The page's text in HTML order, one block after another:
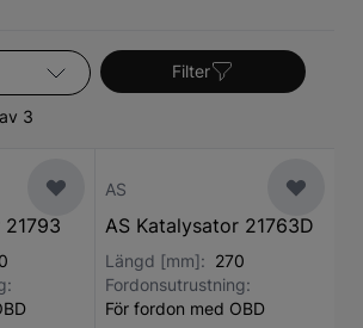
3
Filter
AS
AS Katalysator 21763D
Längd [mm]: 270
Fordonsutrustning:
För fordon med OBD